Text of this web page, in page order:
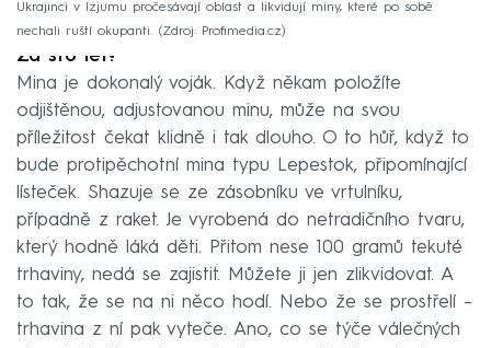
Ukrajinci v Izjumu pročesávají oblast a likvidují miny, které po sobě
nechali ruští okupanti.
Zdroj: Profimedia.cz
Za sto let?
Mina je dokonalý voják. Když někam položíte
odjištěnou, adjustovanou minu, může na svou
příležitost čekat klidně i tak dlouho. O to hůř, když to
bude protipěchotní mina typu Lepestok, připomínající
lísteček. Shazuje se ze zásobníku ve vrtulníku,
případně z raket. Je vyrobená do netradičního tvaru,
který hodně láká děti. Přitom nese 100 gramů tekuté
trhaviny, nedá se zajistit. Můžete ji jen zlikvidovat. A
to tak, že se na ni něco hodí. Nebo že se prostřelí –
trhavina z ní pak vyteče. Ano, co se týče válečných